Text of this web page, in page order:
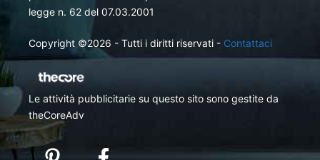
legge n. 62 del 07.03.2001
Copyright ©2026 - Tutti i diritti riservati - Contattaci
Le attività pubblicitarie su questo sito sono gestite da
theCoreAdv